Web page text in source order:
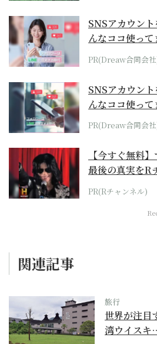
SNSアカウン
んなココ使って
PR(Dreaw合同会
SNSアカウン
んなココ使って
PR(Dreaw合同会
【今すぐ無料
最後の真実をR
PR(Rチャンネル)
関連記事
旅行
世界が注目
湾ウイスキ